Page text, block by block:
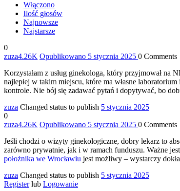
Włączono
Ilość głosów
Najnowsze
Najstarsze
0
zuza4.26K Opublikowano 5 stycznia 2025 0 Comments
Korzystałam z usług ginekologa, który przyjmował na
najlepiej w takim miejscu, które ma własne
kontrole. Nie bój się zadawać pytań i dopytywać, bo
zuza Changed status to publish 5 stycznia 2025
0
zuza4.26K Opublikowano 5 stycznia 2025 0 Comments
Jeśli chodzi o wizyty ginekologiczne, dobry lekarz to
zarówno prywatnie, jak i w ramach funduszu. Ważne
położnika we Wrocławiu jest możliwy – wystarczy
zuza Changed status to publish 5 stycznia 2025
Register lub Logowanie